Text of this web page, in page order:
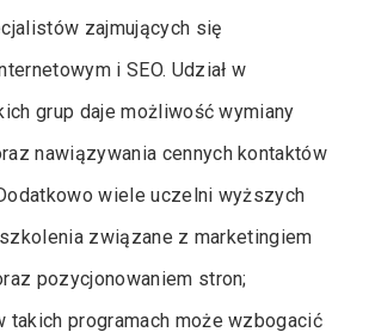
zajmujących się
i SEO. Udział w
grup daje możliwość wymiany
nawiązywania cennych kontaktów
wiele uczelni wyższych
związane z marketingiem
pozycjonowaniem stron;
takich programach może wzbogacić